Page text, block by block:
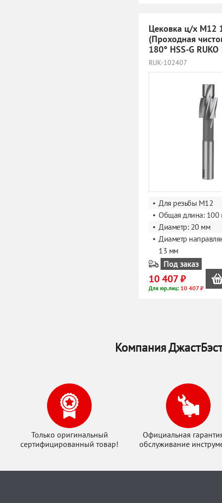
Цековка ц/х M12
(Проходная
180° HSS-G
RUK-102407
Для резьбы M12
Общая длина: 100
Диаметр: 20 мм
Диаметр
13 мм
Под заказ
10 407 ₽
Для юр.лиц: 10 407 ₽
Компания
Только оригинальный
сертифицированный товар!
Официальная
обслуживание